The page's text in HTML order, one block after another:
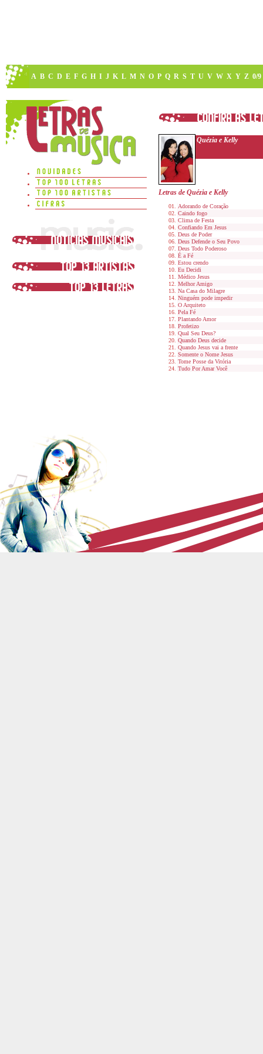
A B C D E F G H I J K L M N O P Q R S T U V W X Y Z 0/9
Quézia e Kelly
Letras de Quézia e Kelly
Adorando de Coração
Caindo fogo
Clima de Festa
Confiando Em Jesus
Deus de Poder
Deus Defende o Seu Povo
Deus Todo Poderoso
É a Fé
Estou crendo
Eu Decidi
Médico Jesus
Melhor Amigo
Na Casa do Milagre
Ninguém pode impedir
O Arquiteto
Pela Fé
Plantando Amor
Profetizo
Qual Seu Deus?
Quando Deus decide
Quando Jesus vai a frente
Somente o Nome Jesus
Tome Posse da Vitória
Tudo Por Amar Você